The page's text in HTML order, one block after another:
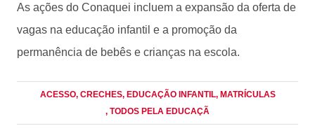
As ações do Conaquei incluem a expansão da oferta de
vagas na educação infantil e a promoção da
permanência de bebês e crianças na escola.
ACESSO, CRECHES, EDUCAÇÃO INFANTIL, MATRÍCULAS
, TODOS PELA EDUCAÇÃ